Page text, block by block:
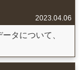
2023.04.06
タについて、